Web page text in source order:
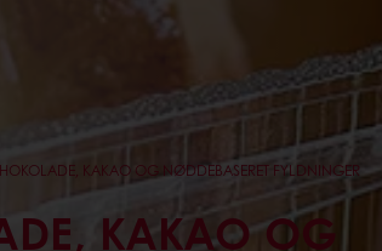
KAKAO OG NØDDEBASERET FYLDNINGER
KAKAO OG